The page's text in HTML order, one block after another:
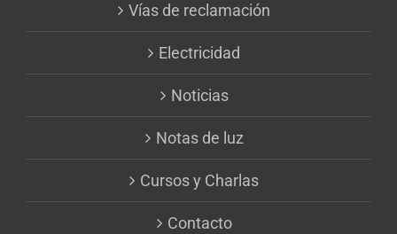
Vías de reclamación
Electricidad
Noticias
Notas de luz
Cursos y Charlas
Contacto